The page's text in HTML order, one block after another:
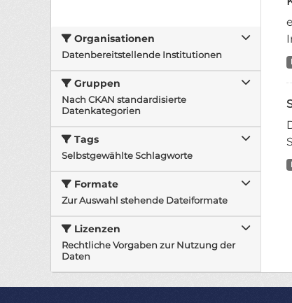
Organisationen
Datenbereitstellende Institutionen
Gruppen
Nach CKAN standardisierte
Datenkategorien
Tags
Selbstgewählte Schlagworte
Formate
Zur Auswahl stehende Dateiformate
Lizenzen
Rechtliche Vorgaben zur Nutzung der
Daten